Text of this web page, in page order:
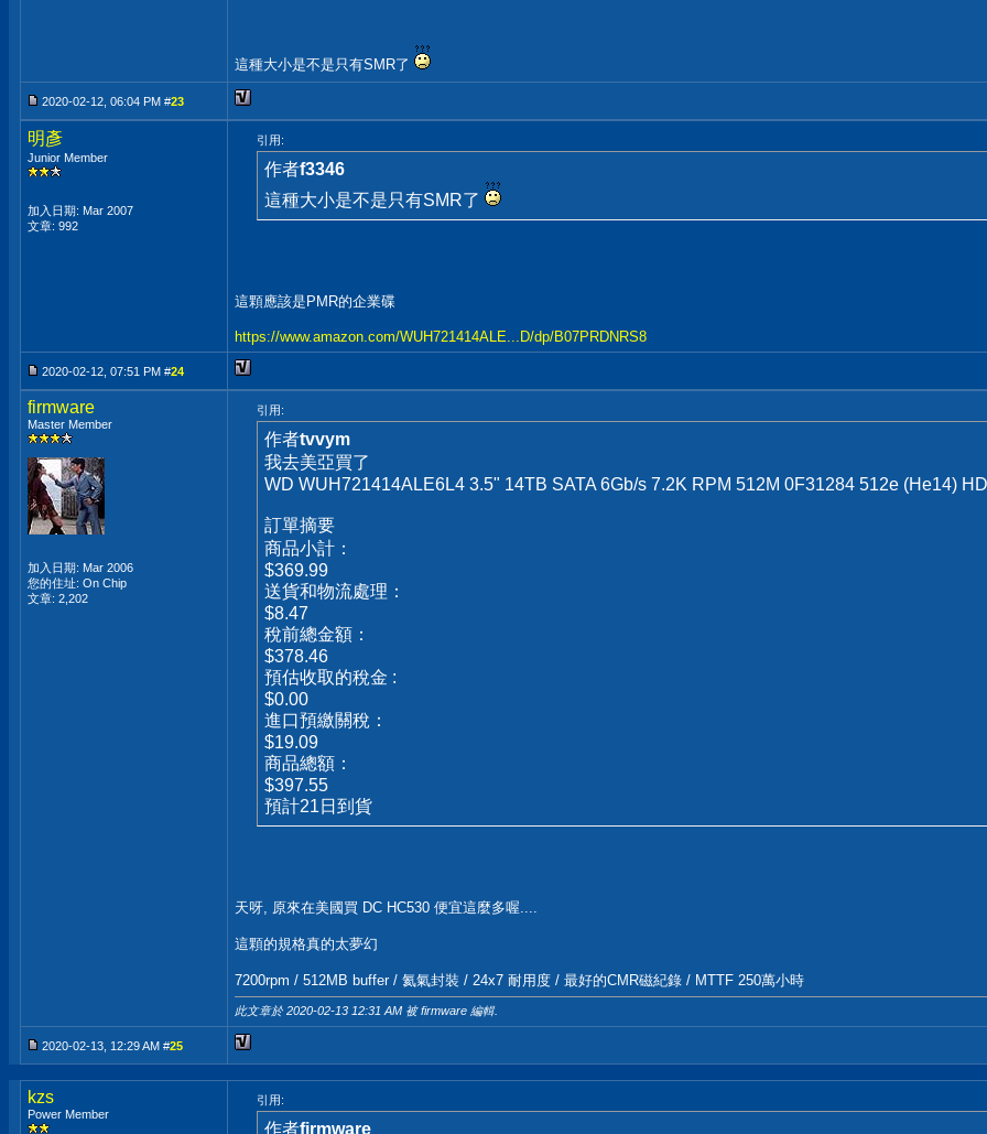
這種大小是不是只有SMR了
2020-02-12, 06:04 PM #23
明彥
Junior Member
加入日期: Mar 2007
文章: 992
引用:
作者f3346
這種大小是不是只有SMR了
這顆應該是PMR的企業碟
https://www.amazon.com/WUH721414ALE...D/dp/B07PRDNRS8
2020-02-12, 07:51 PM #24
firmware
Master Member
加入日期: Mar 2006
您的住址: On Chip
文章: 2,202
引用:
作者tvvym
我去美亞買了
WD WUH721414ALE6L4 3.5" 14TB SATA 6Gb/s 7.2K RPM 512M 0F31284 512e (He14)
訂單摘要
商品小計：
$369.99
送貨和物流處理：
$8.47
稅前總金額：
$378.46
預估收取的稅金 :
$0.00
進口預繳關稅：
$19.09
商品總額：
$397.55
預計21日到貨
天呀, 原來在美國買 DC HC530 便宜這麼多喔....
這顆的規格真的太夢幻
7200rpm / 512MB buffer / 氦氣封裝 / 24x7 耐用度 / 最好的CMR磁紀錄 / MTTF 250萬小時
此文章於 2020-02-13 12:31 AM 被 firmware 編輯.
2020-02-13, 12:29 AM #25
kzs
Power Member
引用:
作者firmware